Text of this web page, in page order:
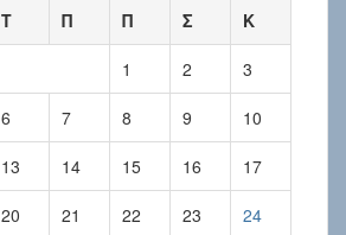
Τ Π Π Σ Κ
1 2 3
6 7 8 9 10
13 14 15 16 17
20 21 22 23 24